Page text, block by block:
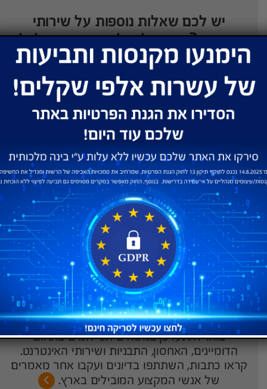
יש לכם שאלות נוספות על שירותי
החברה? רוצים לקבל פתרון מהיר לכל
בעיה? אנחנו פה בשביל לעזור במגוון
אמצעי תקשורת מתקדמים:
תמיכה טכנית
צ’אט בנושא מכירות
נציגי המכירות שלנו נמצאים פה לרשותכם בכל
שאלה. פשוט לחצו והתחילו לצ'וטט.
בלוג
בואו להתעדכן בנושאים הכי חמים בתחום
הדומיינים, האחסון, התבניות ושירותי האינטרנט.
קראו כתבות, השתתפו בדיונים ועקבו אחר מאמרים
של אנשי המקצוע המובילים בארץ.